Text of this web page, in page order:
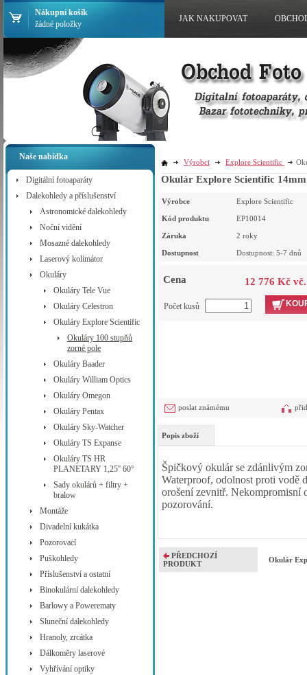
Naše nabídka
Digitální fotoaparáty
Dalekohledy a příslušenství
Astronomické dalekohledy
Noční vidění
Mosazné dalekohledy
Laserový kolimátor
Okuláry
Okuláry Tele Vue
Okuláry Celestron
Okuláry Explore Scientific
Okuláry 100 stupňů
zorné pole
Okuláry Baader
Okuláry William Optics
Okuláry Omegon
Okuláry Pentax
Okuláry Sky-Watcher
Okuláry TS Expanse
Okuláry TS HR
PLANETARY 1,25'' 60°
Sady okulárů + filtry +
bralow
Montáže
Divadelní kukátka
Pozorovací
Puškohledy
Příslušenství a ostatní
Binokulární dalekohledy
Barlowy a Powerematy
Sluneční dalekohledy
Hranoly, zrcátka
Dálkoměry laserové
Vyhřívání optiky
Výrobci Explore Scientific
Okulár Explore Scientific 14mm
Výrobce Explore Scientific
Kód produktu EP10014
Záruka 2 roky
Dostupnost Dostupnost: 5-7 dnů
Cena 12 776 Kč
Počet kusů
poslat známému
Popis zboží
Špičkový okulár se zdánlivým
Waterproof, odolnost proti vodě
orošení zevnitř. Nekompromisní
pozorování.
PŘEDCHOZÍ
PRODUKT
Okulár
Nákupní košík
žádné položky
JAK NAKUPOVAT